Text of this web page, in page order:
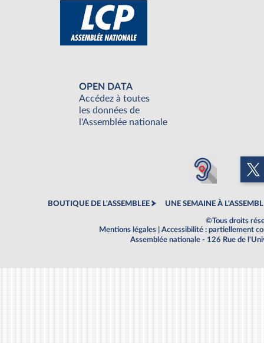
OPEN DATA
Accédez à toutes
les données de
l'Assemblée nationale
BOUTIQUE DE L'ASSEMBLEE UNE SEMAINE À
©Tous droits
Mentions légales
Accessibilité : partiellement
Assemblée nationale - 126 Rue de